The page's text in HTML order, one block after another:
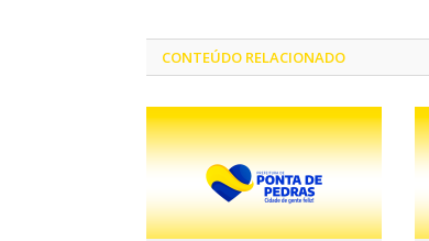
CONTEÚDO RELACIONADO